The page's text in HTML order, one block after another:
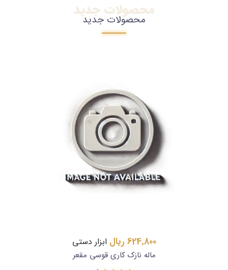
محصولات جدید
محصولات جدید
624٬800 ریال ابزار دستی
ماله نازک کاری قوسی مقعر